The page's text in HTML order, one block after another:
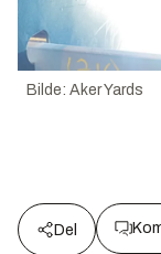
Bilde: Aker Yards
Del